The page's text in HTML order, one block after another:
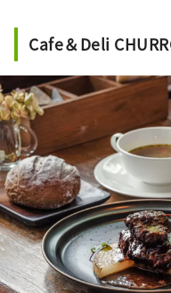
圆柱形
金斯的
观赏。
建筑师
关于参
Cafe＆Deli